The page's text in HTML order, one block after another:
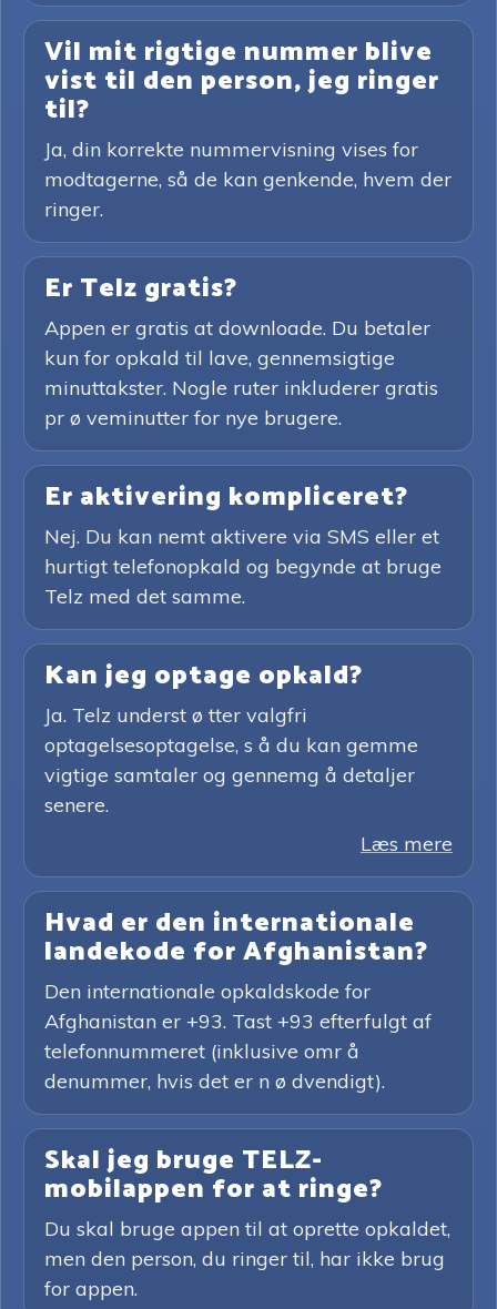
Vil mit rigtige nummer blive
vist til den person, jeg ringer
til?
Ja, din korrekte nummervisning vises for
modtagerne, så de kan genkende, hvem der
ringer.
Er Telz gratis?
Appen er gratis at downloade. Du betaler
kun for opkald til lave, gennemsigtige
minuttakster. Nogle ruter inkluderer gratis
pr ø veminutter for nye brugere.
Er aktivering kompliceret?
Nej. Du kan nemt aktivere via SMS eller et
hurtigt telefonopkald og begynde at bruge
Telz med det samme.
Kan jeg optage opkald?
Ja. Telz underst ø tter valgfri
optagelsesoptagelse, s å du kan gemme
vigtige samtaler og gennemg å detaljer
senere.
Læs mere
Hvad er den internationale
landekode for Afghanistan?
Den internationale opkaldskode for
Afghanistan er +93. Tast +93 efterfulgt af
telefonnummeret (inklusive omr å
denummer, hvis det er n ø dvendigt).
Skal jeg bruge TELZ-
mobilappen for at ringe?
Du skal bruge appen til at oprette opkaldet,
men den person, du ringer til, har ikke brug
for appen.